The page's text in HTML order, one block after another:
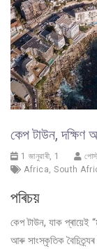
কেপ টাউন, দক্ষিণ
1 জানুৱাৰী, 1
Africa South
পৰিচয়
কেপ টাউন, যাক প্ৰায়েই
আৰু সাংস্কৃতিক